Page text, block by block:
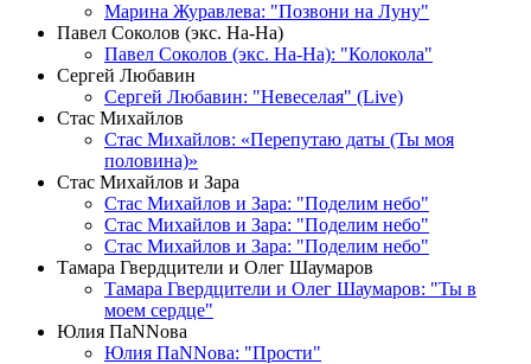
Марина Журавлева: "Позвони на Луну"
Павел Соколов (экс. На-На)
Павел Соколов (экс. На-На): "Колокола"
Сергей Любавин
Сергей Любавин: "Невеселая" (Live)
Стас Михайлов
Стас Михайлов: «Перепутаю даты (Ты моя
половина)»
Стас Михайлов и Зара
Стас Михайлов и Зара: "Поделим небо"
Стас Михайлов и Зара: "Поделим небо"
Стас Михайлов и Зара: "Поделим небо"
Тамара Гвердцители и Олег Шаумаров
Тамара Гвердцители и Олег Шаумаров: "Ты в
моем сердце"
Юлия ПаNNова
Юлия ПаNNова: "Прости"